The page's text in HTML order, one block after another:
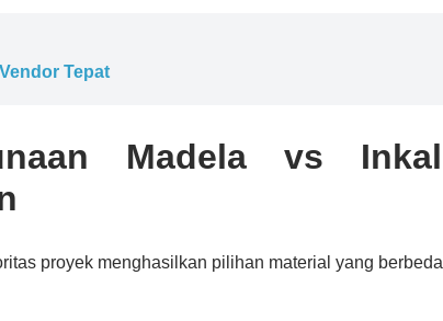
Tepat
Madela vs
proyek menghasilkan pilihan material yang